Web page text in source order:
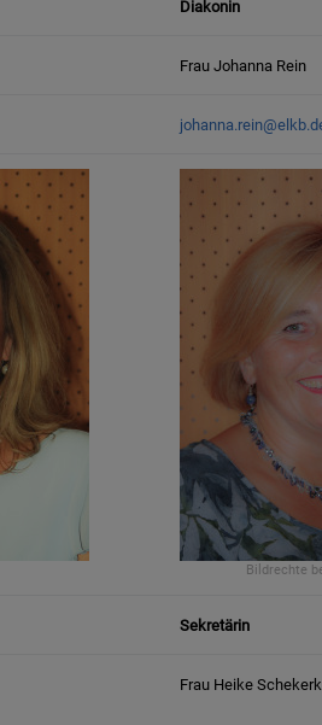
Diakonin
Frau Johanna Rein
johanna
Bildrechte
Sekretärin
Frau Heike